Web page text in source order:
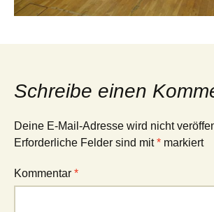
Schreibe einen
Deine E-Mail-Adresse wird nicht
Erforderliche Felder sind mit* markiert
Kommentar *